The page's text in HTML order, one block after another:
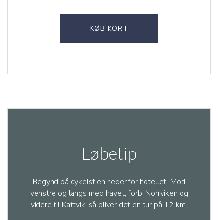
KØB KORT
Løbetip
Begynd på cykelstien nedenfor hotellet. Mod
venstre og langs med havet, forbi Norrviken og
videre til Kattvik, så bliver det en tur på 12 km.